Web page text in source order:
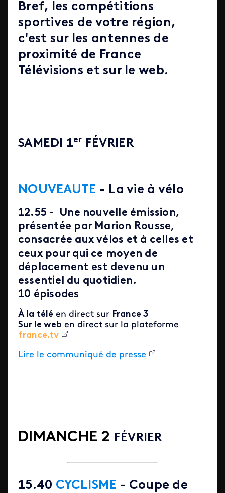
Bref, les compétitions
sportives de votre région,
c'est sur les antennes de
proximité de France
Télévisions et sur le web.
SAMEDI 1er FÉVRIER
NOUVEAUTE - La vie à vélo
12.55 - Une nouvelle émission,
présentée par Marion Rousse,
consacrée aux vélos et à celles et
ceux pour qui ce moyen de
déplacement est devenu un
essentiel du quotidien.
10 épisodes
À la télé en direct sur France 3
Sur le web en direct sur la plateforme
france.tv
Lire le communiqué de presse
DIMANCHE 2 FÉVRIER
15.40 CYCLISME - Coupe de